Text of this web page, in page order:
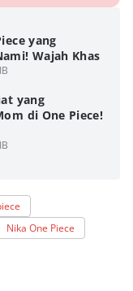
yang
Wajah Khas
yang
di One Piece!
Nika One Piece